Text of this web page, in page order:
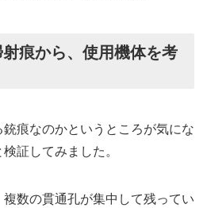
痕から、使用機体を考
痕なのかというところが気にな
証してみました。
数の貫通孔が集中して残ってい